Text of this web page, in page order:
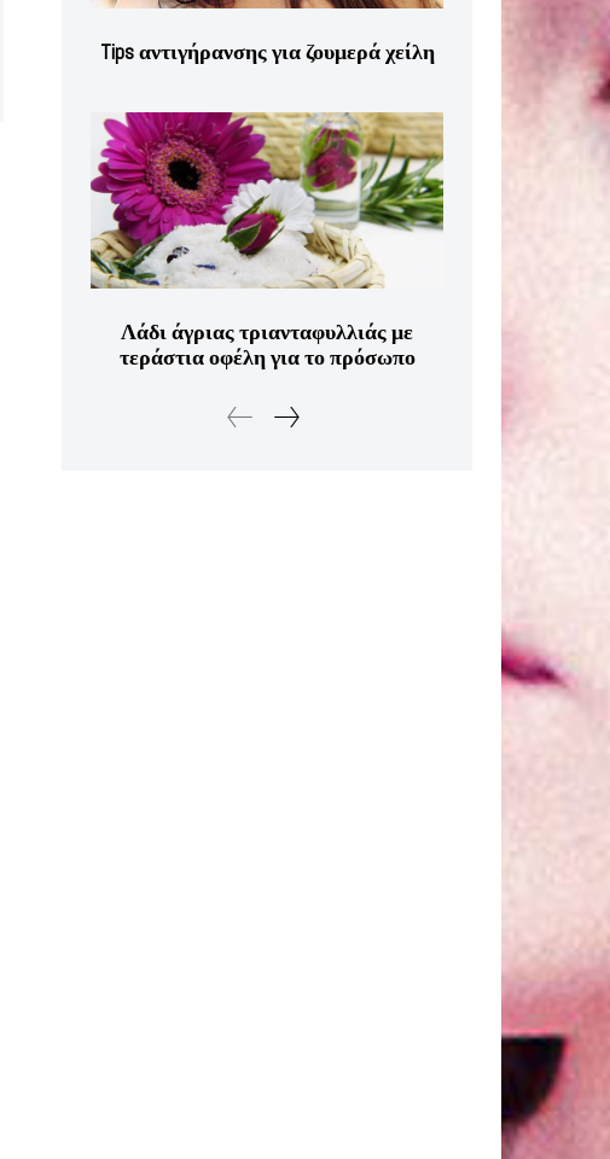
Tips αντιγήρανσης για ζουμερά χείλη
Λάδι άγριας τριανταφυλλιάς με
τεράστια οφέλη για το πρόσωπο